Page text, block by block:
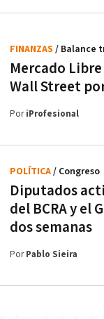
Mercado
Wall Street
FINANZAS / Balance
PoriProfesional
Diputados
del BCRA y el
dos semanas
POLÍTICA/ Congreso
PorPablo Sieira